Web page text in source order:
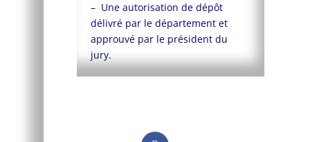
– Une autorisation de dépôt
délivré par le département et
approuvé par le président du
jury.